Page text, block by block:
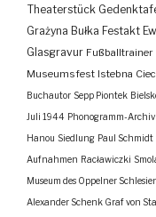
Theaterstück
Grażyna Bułka Festakt
Glasgravur Fußballtrainer
Museumsfest Istebna
Buchautor Sepp Piontek
Juli 1944 Phonogramm-Archiv
Hanou Siedlung Paul Schmidt
Aufnahmen Racławiczki
Museum des Oppelner
Alexander Schenk Graf von